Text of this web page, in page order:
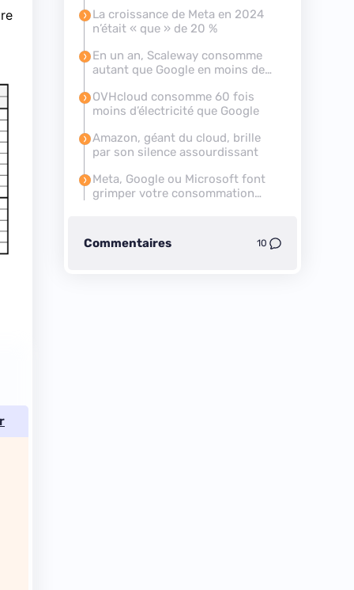
La croissance de Meta en 2024
n’était « que » de 20 %
En un an, Scaleway consomme
autant que Google en moins de
OVHcloud consomme 60 fois
moins d’électricité que Google
Amazon, géant du cloud, brille
par son silence assourdissant
Meta, Google ou Microsoft font
grimper votre consommation
Commentaires 10